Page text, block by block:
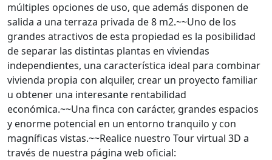
múltiples opciones de uso, que además disponen de
salida a una terraza privada de 8 m2.~~Uno de los
grandes atractivos de esta propiedad es la posibilidad
de separar las distintas plantas en viviendas
independientes, una característica ideal para combinar
vivienda propia con alquiler, crear un proyecto familiar
u obtener una interesante rentabilidad
económica.~~Una finca con carácter, grandes espacios
y enorme potencial en un entorno tranquilo y con
magníficas vistas.~~Realice nuestro Tour virtual 3D a
través de nuestra página web oficial: